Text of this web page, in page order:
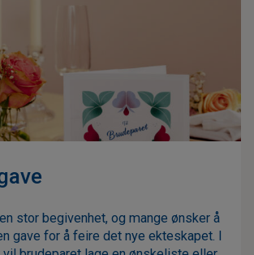
stor begivenhet, og mange ønsker å
gave for å feire det nye ekteskapet. I